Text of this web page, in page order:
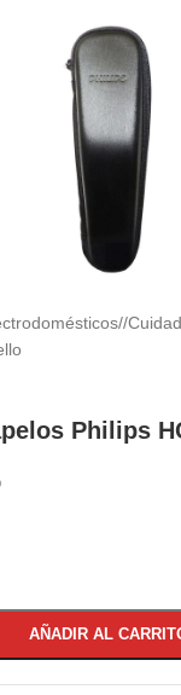
/
Philips
AÑADIR AL